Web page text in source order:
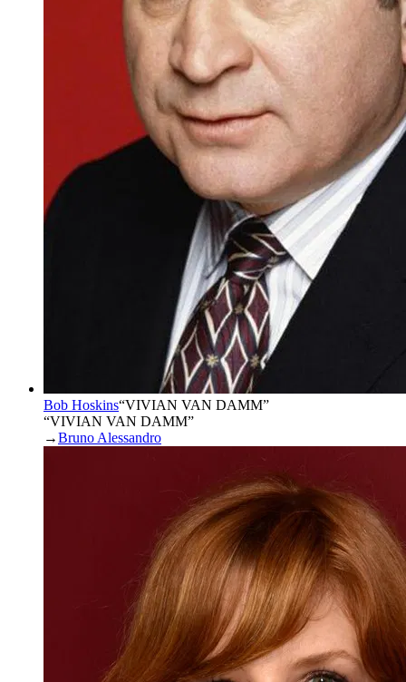
Bob Hoskins“VIVIAN VAN DAMM”
“VIVIAN VAN DAMM”
→Bruno Alessandro